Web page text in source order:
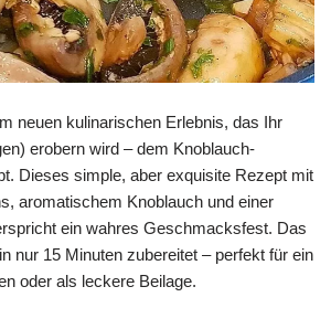
neuen kulinarischen Erlebnis, das Ihr
erobern wird – dem Knoblauch-
Dieses simple, aber exquisite Rezept mit
aromatischem Knoblauch und einer
ein wahres Geschmacksfest. Das
nur 15 Minuten zubereitet – perfekt für ein
oder als leckere Beilage.